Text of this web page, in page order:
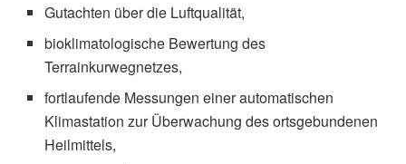
Gutachten über die Luftqualität,
bioklimatologische Bewertung des
Terrainkurwegnetzes,
fortlaufende Messungen einer automatischen
Klimastation zur Überwachung des ortsgebundenen
Heilmittels,